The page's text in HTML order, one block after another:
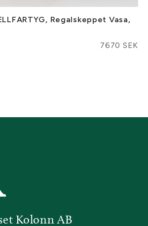
Regalskeppet Vasa,
7670 SEK
Kolonn AB